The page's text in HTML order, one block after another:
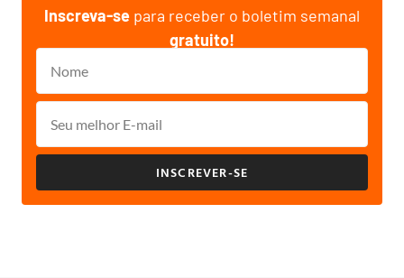
Inscreva-se para receber o boletim semanal
gratuito!
INSCREVER-SE